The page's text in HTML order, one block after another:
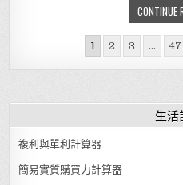
CONTINUE
Posts 1 2 3 ... 47
生活
複利與單利計算器
簡易實質購買力計算器